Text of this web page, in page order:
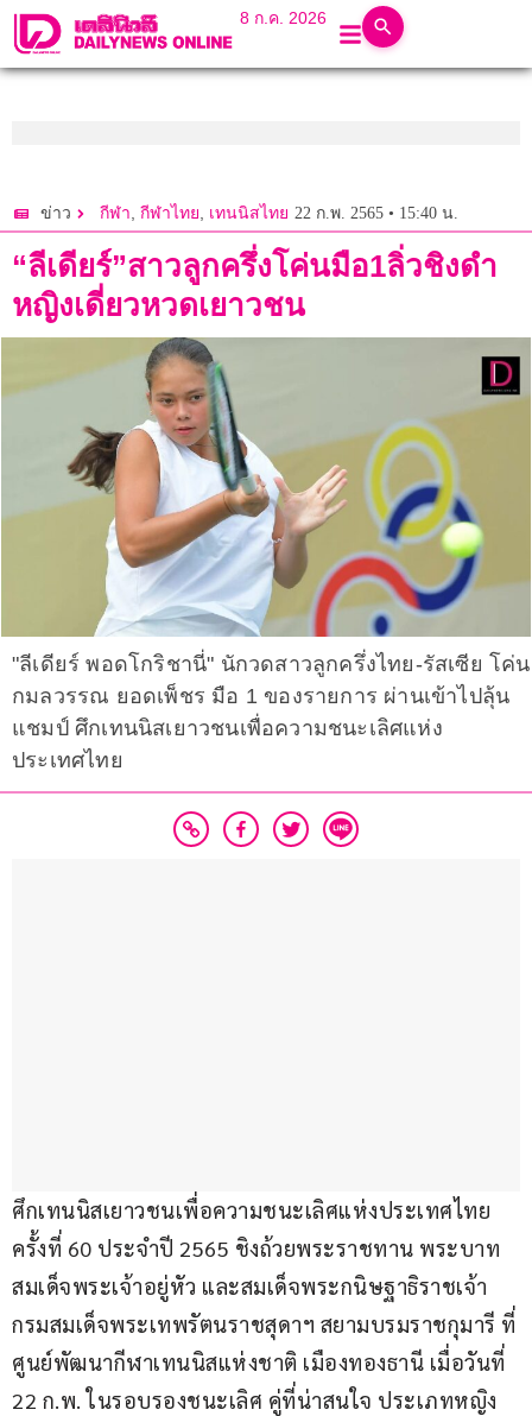
8 ก.ค. 2026
ข่าว กีฬา, กีฬาไทย, เทนนิสไทย 22 ก.พ. 2565 • 15:40 น.
“ลีเดียร์”สาวลูกครึ่งโค่นมือ1ลิ่วชิงดำ
หญิงเดี่ยวหวดเยาวชน
"ลีเดียร์ พอดโกริชานี่" นักวดสาวลูกครึ่งไทย-รัสเซีย โค่น
กมลวรรณ ยอดเพ็ชร มือ 1 ของรายการ ผ่านเข้าไปลุ้น
แชมป์ ศึกเทนนิสเยาวชนเพื่อความชนะเลิศแห่ง
ประเทศไทย
ศึกเทนนิสเยาวชนเพื่อความชนะเลิศแห่งประเทศไทย
ครั้งที่ 60 ประจำปี 2565 ชิงถ้วยพระราชทาน พระบาท
สมเด็จพระเจ้าอยู่หัว และสมเด็จพระกนิษฐาธิราชเจ้า
กรมสมเด็จพระเทพรัตนราชสุดาฯ สยามบรมราชกุมารี ที่
ศูนย์พัฒนากีฬาเทนนิสแห่งชาติ เมืองทองธานี เมื่อวันที่
22 ก.พ. ในรอบรองชนะเลิศ คู่ที่น่าสนใจ ประเภทหญิง